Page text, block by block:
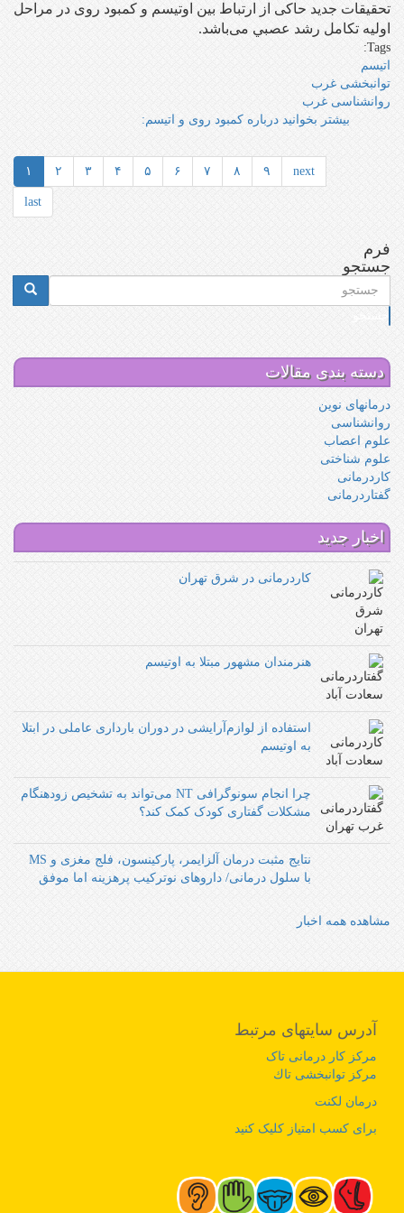
تحقیقات جدید حاکی از ارتباط بین اوتیسم و کمبود روی در مراحل
اولیه تکامل رشد عصبي می‌باشد.
Tags:
اتیسم
توانبخشی غرب
روانشناسی غرب
بیشتر بخوانید درباره کمبود روی و اتیسم:
۱ ۲ ۳ ۴ ۵ ۶ ۷ ۸ ۹ next
last
فرم
جستجو
دسته بندی مقالات
درمانهای نوین
روانشناسی
علوم اعصاب
علوم شناختی
کاردرمانی
گفتاردرمانی
اخبار جدید
کاردرمانی در شرق تهران
هنرمندان مشهور مبتلا به اوتیسم
استفاده از لوازم‌آرایشی در دوران بارداری عاملی در ابتلا
به اوتیسم
چرا انجام سونوگرافی NT می‌تواند به تشخیص زودهنگام
مشکلات گفتاری کودک کمک کند؟
نتایج مثبت درمان آلزایمر، پارکینسون، فلج مغزی و MS
با سلول درمانی/ داروهای نوترکیب پرهزینه اما موفق‌‌
مشاهده همه اخبار
آدرس سایتهای مرتبط
مرکز کار درمانی تاک
مرکز توانبخشی تاك
درمان لکنت
برای کسب امتیاز کلیک کنید